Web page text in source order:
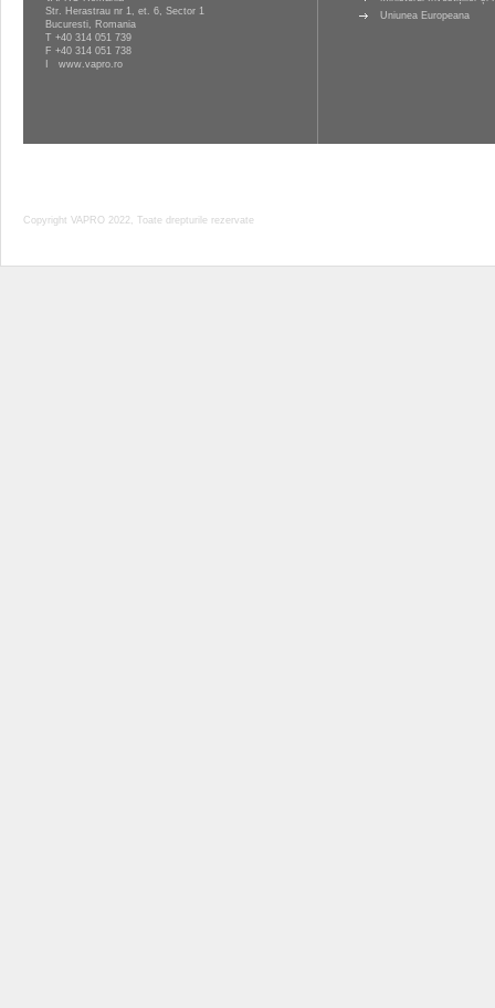
Str. Herastrau nr 1, et. 6, Sector 1
Bucuresti, Romania
T +40 314 051 739
F +40 314 051 738
www.vapro.ro
Uniunea Europeana
Copyright VAPRO 2022, Toate drepturile rezervate